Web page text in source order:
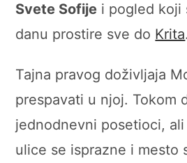
Svete Sofije i pogled koji
danu prostire sve do Krita.
Tajna pravog doživljaja
prespavati u njoj. Tokom
jednodnevni posetioci,
ulice se isprazne i mesto